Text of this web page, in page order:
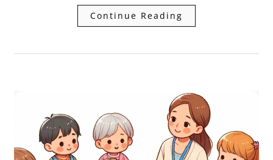
Continue Reading